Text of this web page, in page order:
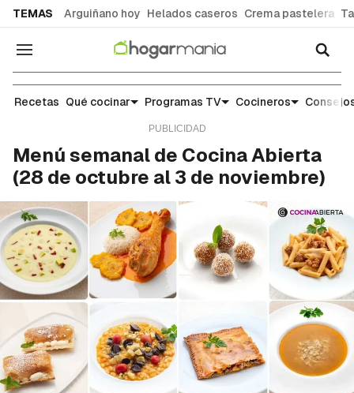
TEMAS Arguiñano hoy Helados caseros Crema pastelera
Navegación
Menú semanal
Recetas Qué cocinar Programas TV Cocineros
Menú semanal de Cocina Abierta
(28 de octubre al 3 de noviembre)